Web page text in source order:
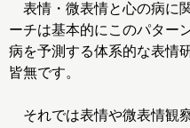
表情・微表情と心の病に
ーチは基本的にこのパター
病を予測する体系的な表情
皆無です。
それでは表情や微表情観